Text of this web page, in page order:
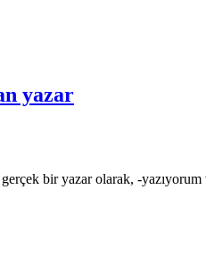
yazar
bir yazar olarak, -